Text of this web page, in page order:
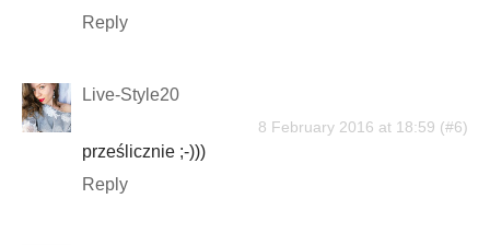
Reply
Live-Style20
8 February 2016 at 18:59
prześlicznie ;-)))
Reply